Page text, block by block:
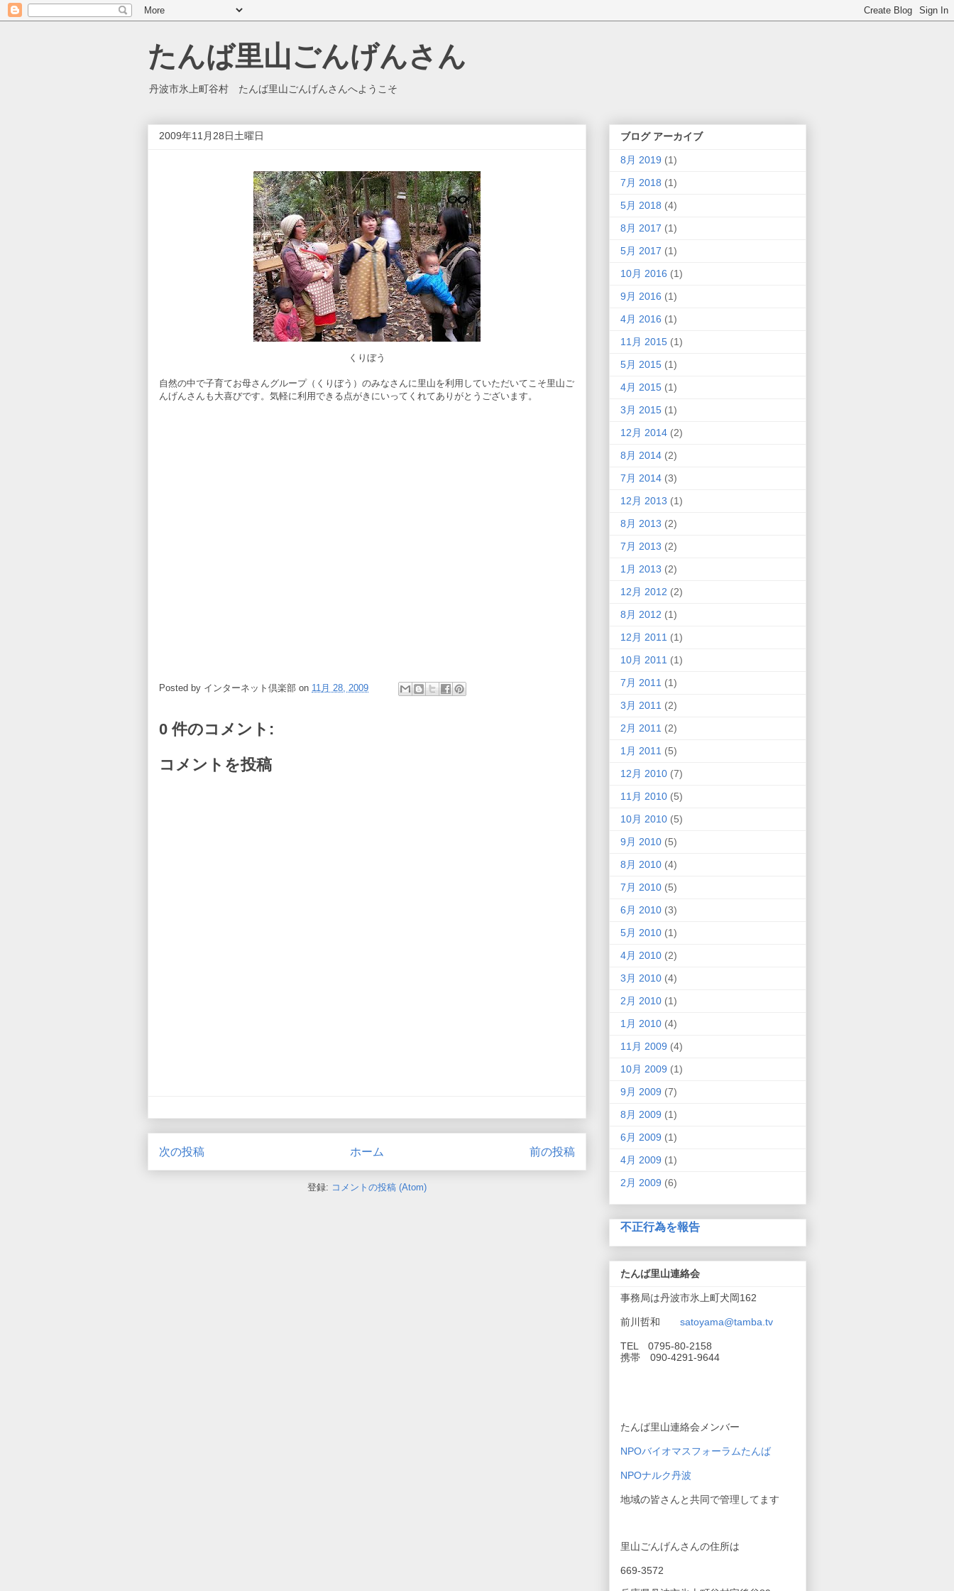
たんば里山ごんげんさん
丹波市氷上町谷村 たんば里山ごんげんさんへようこそ
2009年11月28日土曜日
くりぼう
自然の中で子育てお母さんグループ（くりぼう）のみなさんに里山を利用していただいてこそ里山ご
んげんさんも大喜びです。気軽に利用できる点がきにいってくれてありがとうございます。
Posted by インターネット倶楽部 on 11月 28, 2009
0 件のコメント:
コメントを投稿
次の投稿 前の投稿
ホーム
登録: コメントの投稿 (Atom)
ブログ アーカイブ
8月 2019 (1)
7月 2018 (1)
5月 2018 (4)
8月 2017 (1)
5月 2017 (1)
10月 2016 (1)
9月 2016 (1)
4月 2016 (1)
11月 2015 (1)
5月 2015 (1)
4月 2015 (1)
3月 2015 (1)
12月 2014 (2)
8月 2014 (2)
7月 2014 (3)
12月 2013 (1)
8月 2013 (2)
7月 2013 (2)
1月 2013 (2)
12月 2012 (2)
8月 2012 (1)
12月 2011 (1)
10月 2011 (1)
7月 2011 (1)
3月 2011 (2)
2月 2011 (2)
1月 2011 (5)
12月 2010 (7)
11月 2010 (5)
10月 2010 (5)
9月 2010 (5)
8月 2010 (4)
7月 2010 (5)
6月 2010 (3)
5月 2010 (1)
4月 2010 (2)
3月 2010 (4)
2月 2010 (1)
1月 2010 (4)
11月 2009 (4)
10月 2009 (1)
9月 2009 (7)
8月 2009 (1)
6月 2009 (1)
4月 2009 (1)
2月 2009 (6)
不正行為を報告
たんば里山連絡会
事務局は丹波市氷上町犬岡162
前川哲和 satoyama@tamba.tv
TEL 0795-80-2158
携帯 090-4291-9644
たんば里山連絡会メンバー
NPOバイオマスフォーラムたんば
NPOナルク丹波
地域の皆さんと共同で管理してます
里山ごんげんさんの住所は
669-3572